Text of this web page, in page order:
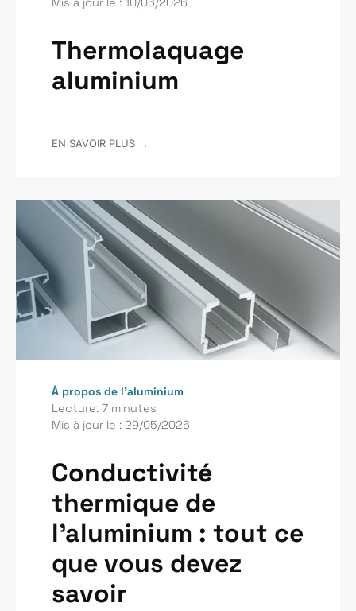
Thermolaquage
aluminium
EN SAVOIR PLUS →
À propos de l’aluminium
Lecture: 7 minutes
Mis à jour le : 29/05/2026
Conductivité
thermique de
l'aluminium : tout ce
que vous devez
savoir